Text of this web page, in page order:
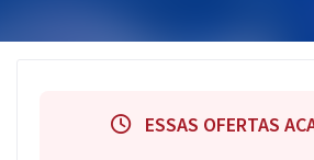
ESSAS OFERTAS